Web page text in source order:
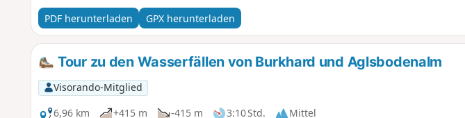
PDF herunterladen GPX herunterladen
Tour zu den Wasserfällen von Burkhard und Aglsbodenalm
Visorando-Mitglied
6,96 km
+415 m -415 m 3:10 Std.
Mittel